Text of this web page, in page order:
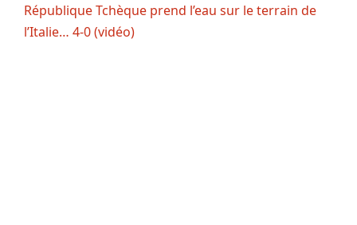
République Tchèque prend l’eau sur le terrain de
l’Italie… 4-0 (vidéo)